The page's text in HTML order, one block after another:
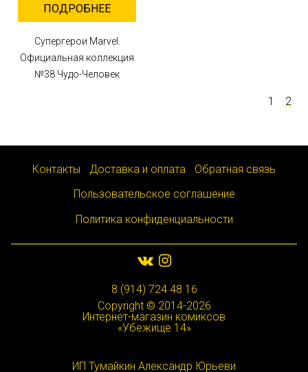
ПОДРОБНЕЕ
Супергерои Marvel.
Официальная коллекция
№38 Чудо-Человек
1 2
Контакты Доставка и оплата
Обратная связь
Пользовательское соглашение
Политика конфиденциальности
8 (914) 724 48 16
Copyright © 2014-2026
Интернет-магазин комиксов
«Убежище 14»
ИП Тумайкин Александр Юрьеви